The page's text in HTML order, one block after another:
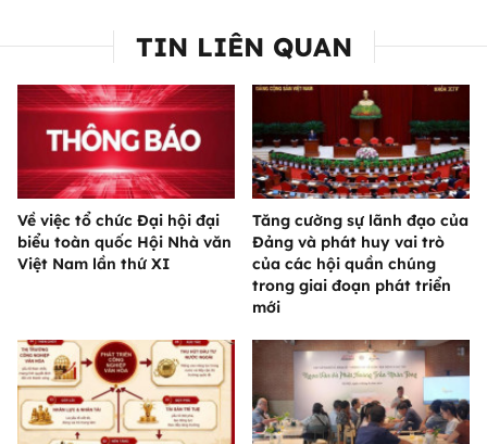
TIN LIÊN QUAN
Về việc tổ chức Đại hội đại
biểu toàn quốc Hội Nhà văn
Việt Nam lần thứ XI
Tăng cường sự lãnh đạo của
Đảng và phát huy vai trò
của các hội quần chúng
trong giai đoạn phát triển
mới